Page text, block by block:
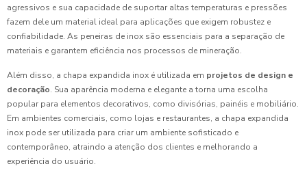
agressivos e sua capacidade de suportar altas temperaturas e pressões
fazem dele um material ideal para aplicações que exigem robustez e
confiabilidade. As peneiras de inox são essenciais para a separação de
materiais e garantem eficiência nos processos de mineração.
Além disso, a chapa expandida inox é utilizada em projetos de design e
decoração. Sua aparência moderna e elegante a torna uma escolha
popular para elementos decorativos, como divisórias, painéis e mobiliário.
Em ambientes comerciais, como lojas e restaurantes, a chapa expandida
inox pode ser utilizada para criar um ambiente sofisticado e
contemporâneo, atraindo a atenção dos clientes e melhorando a
experiência do usuário.